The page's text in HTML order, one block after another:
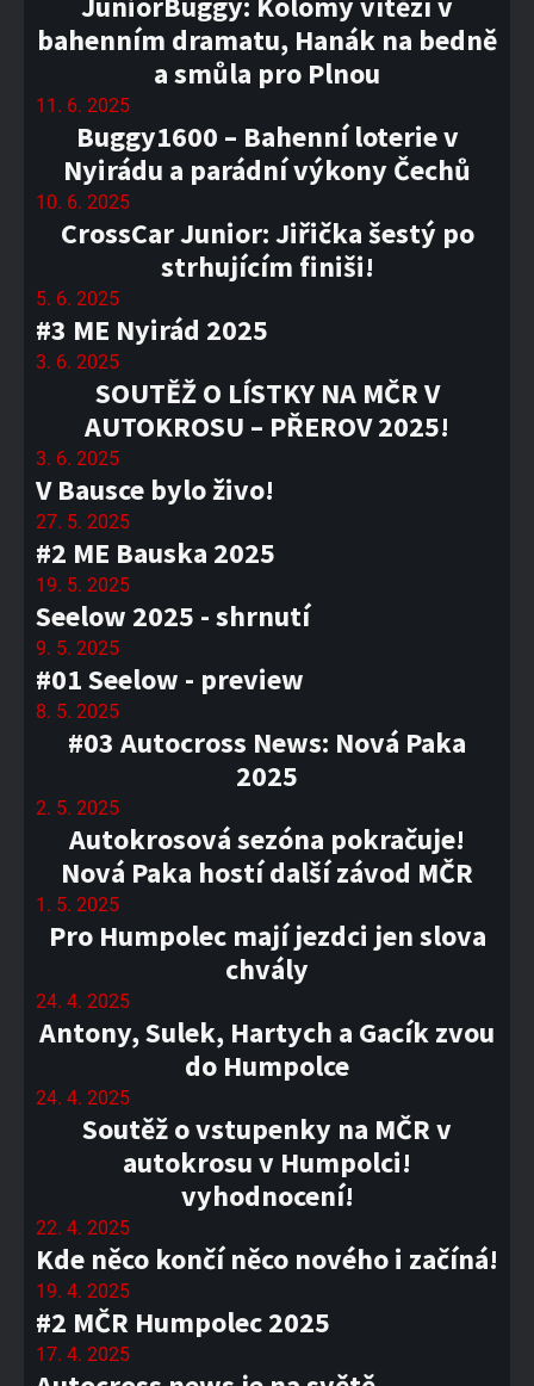
bahenním dramatu, Hanák na bedně
a smůla pro Plnou
11. 6. 2025
Buggy1600 – Bahenní loterie v
Nyirádu a parádní výkony Čechů
10. 6. 2025
CrossCar Junior: Jiřička šestý po
strhujícím finiši!
5. 6. 2025
#3 ME Nyirád 2025
3. 6. 2025
SOUTĚŽ O LÍSTKY NA MČR V
AUTOKROSU – PŘEROV 2025!
3. 6. 2025
V Bausce bylo živo!
27. 5. 2025
#2 ME Bauska 2025
19. 5. 2025
Seelow 2025 - shrnutí
9. 5. 2025
#01 Seelow - preview
8. 5. 2025
#03 Autocross News: Nová Paka
2025
2. 5. 2025
Autokrosová sezóna pokračuje!
Nová Paka hostí další závod MČR
1. 5. 2025
Pro Humpolec mají jezdci jen slova
chvály
24. 4. 2025
Antony, Sulek, Hartych a Gacík zvou
do Humpolce
24. 4. 2025
Soutěž o vstupenky na MČR v
autokrosu v Humpolci!
vyhodnocení!
22. 4. 2025
Kde něco končí něco nového i začíná!
19. 4. 2025
#2 MČR Humpolec 2025
17. 4. 2025